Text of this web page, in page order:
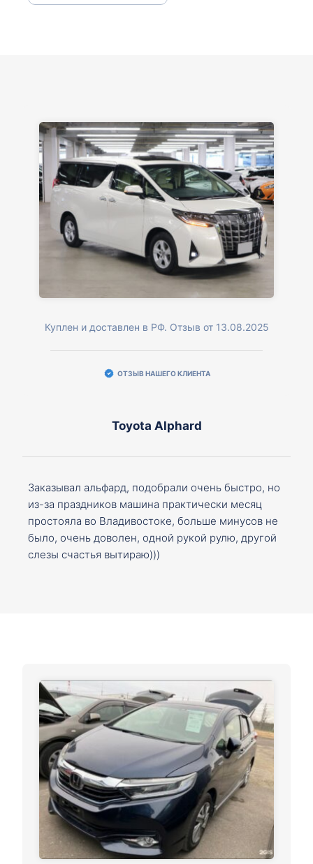
Куплен и доставлен в РФ. Отзыв от 13.08.2025
ОТЗЫВ НАШЕГО КЛИЕНТА
Toyota Alphard
Заказывал альфард, подобрали очень быстро, но
из-за праздников машина практически месяц
простояла во Владивостоке, больше минусов не
было, очень доволен, одной рукой рулю, другой
слезы счастья вытираю)))